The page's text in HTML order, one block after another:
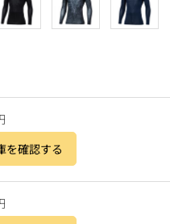
を確認する